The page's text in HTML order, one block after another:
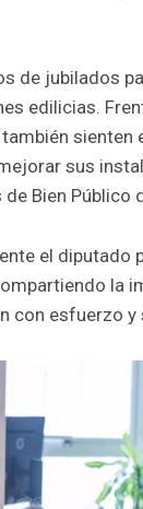
de jubilados
edilicias.
sienten
sus
Bien Público
el diputado
la
con esfuerzo